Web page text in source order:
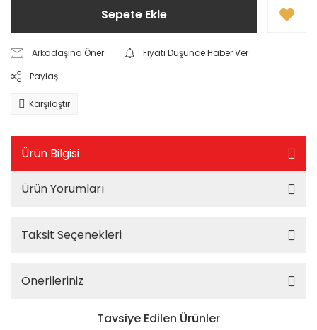
Sepete Ekle
Arkadaşına Öner
Fiyatı Düşünce Haber Ver
Paylaş
Karşılaştır
Ürün Bilgisi
Ürün Yorumları
Taksit Seçenekleri
Önerileriniz
Tavsiye Edilen Ürünler